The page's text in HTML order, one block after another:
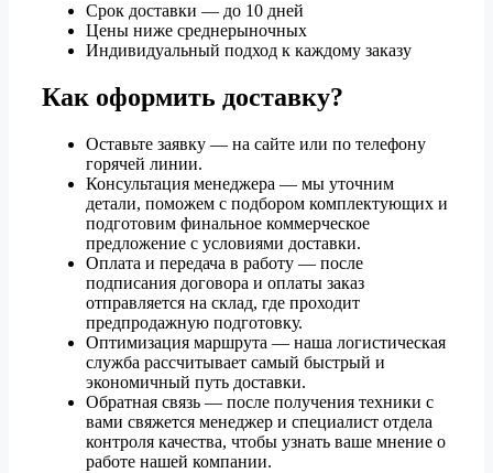
Срок доставки — до 10 дней
Цены ниже среднерыночных
Индивидуальный подход к каждому заказу
Как оформить доставку?
Оставьте заявку — на сайте или по телефону
горячей линии.
Консультация менеджера — мы уточним
детали, поможем с подбором комплектующих и
подготовим финальное коммерческое
предложение с условиями доставки.
Оплата и передача в работу — после
подписания договора и оплаты заказ
отправляется на склад, где проходит
предпродажную подготовку.
Оптимизация маршрута — наша логистическая
служба рассчитывает самый быстрый и
экономичный путь доставки.
Обратная связь — после получения техники с
вами свяжется менеджер и специалист отдела
контроля качества, чтобы узнать ваше мнение о
работе нашей компании.